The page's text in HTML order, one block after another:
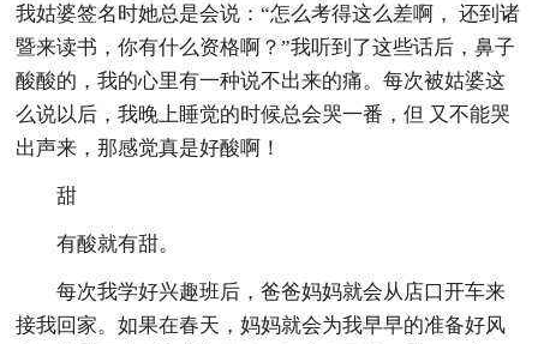
我姑婆签名时她总是会说：“怎么考得这么差啊， 还到诸
暨来读书，你有什么资格啊？”我听到了这些话后，鼻子
酸酸的，我的心里有一种说不出来的痛。每次被姑婆这
么说以后，我晚上睡觉的时候总会哭一番，但 又不能哭
出声来，那感觉真是好酸啊！
甜
有酸就有甜。
每次我学好兴趣班后，爸爸妈妈就会从店口开车来
接我回家。如果在春天，妈妈就会为我早早的准备好风